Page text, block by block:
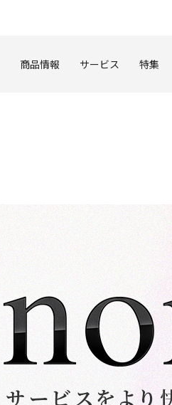
商品情報 サービス 特集